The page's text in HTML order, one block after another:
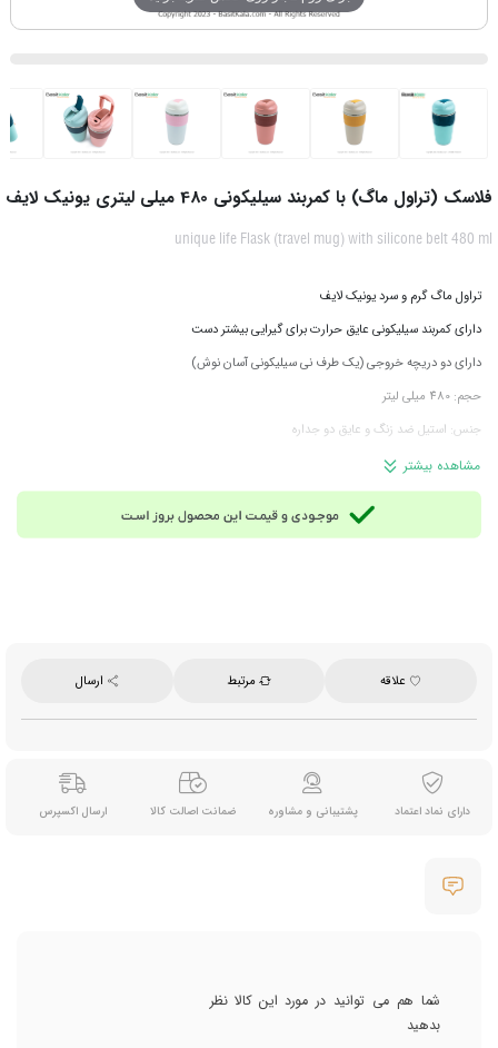
فلاسک (تراول ماگ) با کمربند سیلیکونی 480 میلی لیتری یونیک لایف
unique life Flask (travel mug) with silicone belt 480 ml
تراول ماگ گرم و سرد یونیک لایف
دارای کمربند سیلیکونی عایق حرارت برای گیرایی بیشتر دست
دارای دو دریچه خروجی (یک طرف نی سیلیکونی آسان نوش)
حجم: 480 میلی لیتر
جنس: استیل ضد زنگ و عایق دو جداره
فاقد ماده شیمیایی مضر Bpa
با کیفیت و بدون هیچ گونه نشتی
مشاهده بیشتر
علاقه مرتبط ارسال
دارای نماد اعتماد پشتیبانی و مشاوره ضمانت اصالت کالا ارسال اکسپرس
شما هم می توانید در مورد این کالا نظر
بدهید